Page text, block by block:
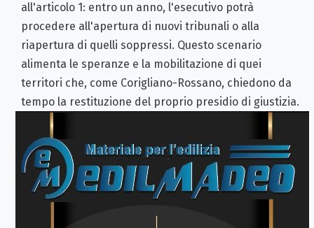
all'articolo 1: entro un anno, l'esecutivo potrà
procedere all'apertura di nuovi tribunali o alla
riapertura di quelli soppressi. Questo scenario
alimenta le speranze e la mobilitazione di quei
territori che, come Corigliano-Rossano, chiedono da
tempo la restituzione del proprio presidio di giustizia.